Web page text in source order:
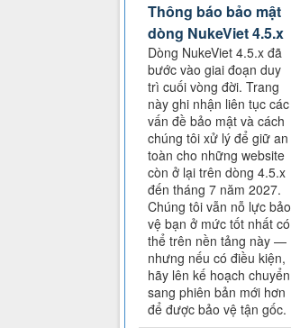
Thông báo bảo mật
dòng NukeViet 4.5.x
Dòng NukeViet 4.5.x đã
bước vào giai đoạn duy
trì cuối vòng đời. Trang
này ghi nhận liên tục các
vấn đề bảo mật và cách
chúng tôi xử lý để giữ an
toàn cho những website
còn ở lại trên dòng 4.5.x
đến tháng 7 năm 2027.
Chúng tôi vẫn nỗ lực bảo
vệ bạn ở mức tốt nhất có
thể trên nền tảng này —
nhưng nếu có điều kiện,
hãy lên kế hoạch chuyển
sang phiên bản mới hơn
để được bảo vệ tận gốc.